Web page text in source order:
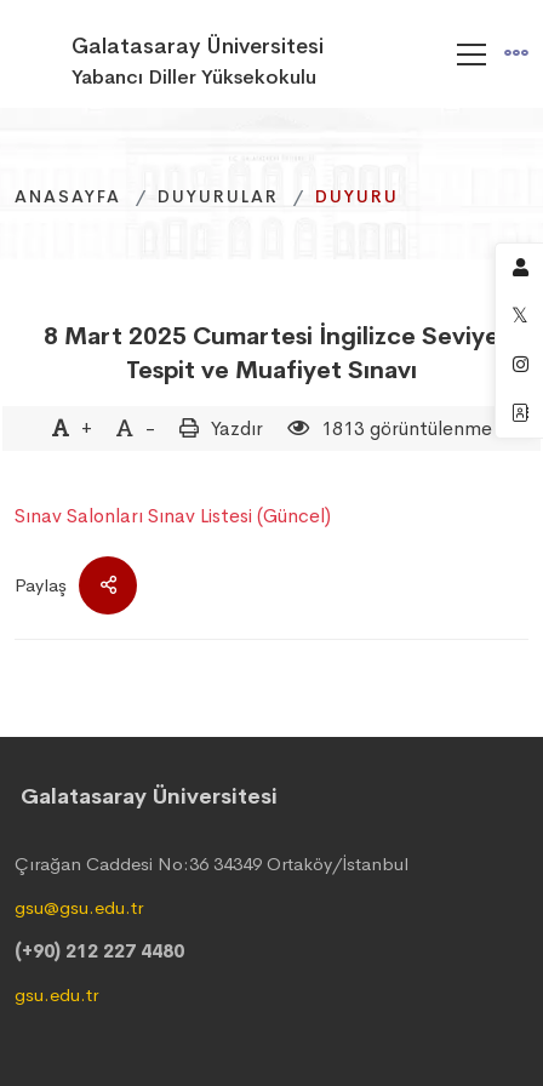
Galatasaray Üniversitesi
Yabancı Diller Yüksekokulu
ANASAYFA DUYURULAR DUYURU
ANASAYFA DUYURULAR DUYURU
ANASAYFA DUYURULAR DUYURU
8 Mart 2025 Cumartesi İngilizce Seviye
Tespit ve Muafiyet Sınavı
+ - Yazdır 1813 görüntülenme
Sınav Salonları Sınav Listesi (Güncel)
Paylaş
Galatasaray Üniversitesi
Çırağan Caddesi No:36 34349 Ortaköy/İstanbul
gsu@gsu.edu.tr
(+90) 212 227 4480
gsu.edu.tr